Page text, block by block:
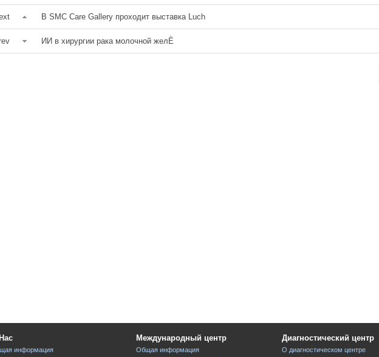
В SMC Care Gallery проходит выставка Luch
ИИ в хирургии рака молочной желЀ
информация
Международный центр
Общая информация
Диагностический центр
О диагностическом центре